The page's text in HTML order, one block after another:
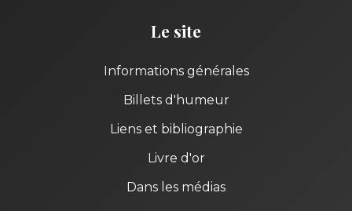
Le site
Informations générales
Billets d'humeur
Liens et bibliographie
Livre d'or
Dans les médias